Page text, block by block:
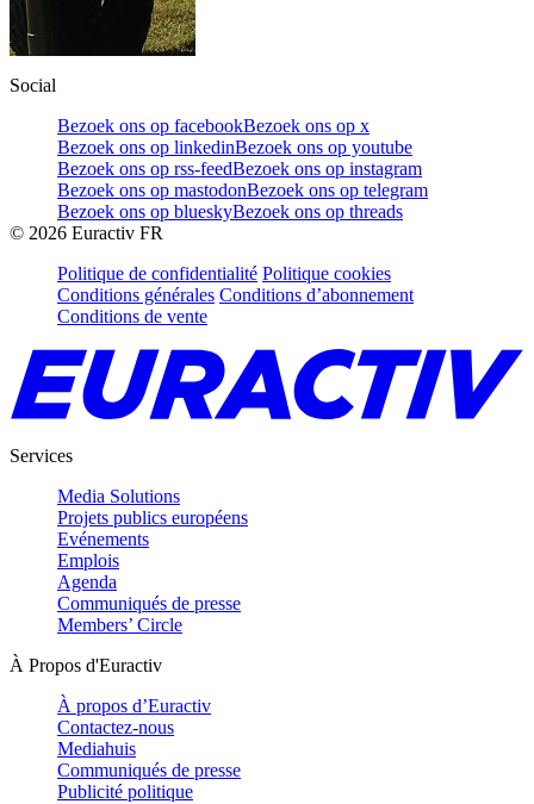
Social
Bezoek ons op facebookBezoek ons op x
Bezoek ons op linkedinBezoek ons op youtube
Bezoek ons op rss-feedBezoek ons op instagram
Bezoek ons op mastodonBezoek ons op telegram
Bezoek ons op blueskyBezoek ons op threads
© 2026 Euractiv FR
Politique de confidentialité Politique cookies
Conditions générales Conditions d’abonnement
Conditions de vente
Services
Media Solutions
Projets publics européens
Evénements
Emplois
Agenda
Communiqués de presse
Members’ Circle
À Propos d'Euractiv
À propos d’Euractiv
Contactez-nous
Mediahuis
Communiqués de presse
Publicité politique